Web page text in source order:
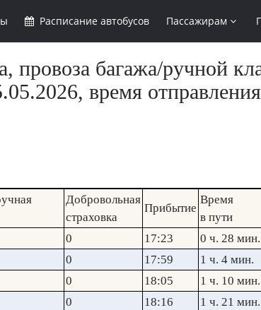
Расписание автобусов Пассажирам
провоза багажа/ручной
время
Добровольная
страховка
Прибытие
Время
в пути
0 17:23
0 ч. 28 мин.
0 17:59
1 ч. 4 мин.
0 18:05
1 ч. 10 мин.
0 18:16
1 ч. 21 мин.